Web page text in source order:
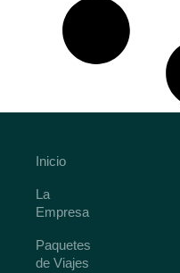
Inicio
La
Empresa
Paquetes
de Viajes